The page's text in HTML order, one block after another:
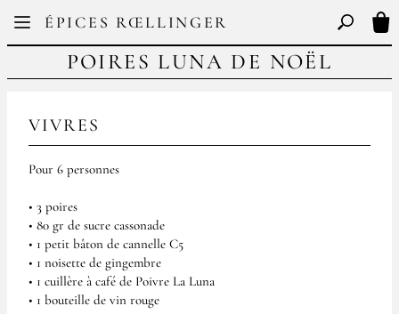
ÉPICES RŒLLINGER
FR EN Basculer
POIRES LUNA DE NOËL
VIVRES
Pour 6 personnes
• 3 poires
• 80 gr de sucre cassonade
• 1 petit bâton de cannelle C5
• 1 noisette de gingembre
• 1 cuillère à café de Poivre La Luna
• 1 bouteille de vin rouge